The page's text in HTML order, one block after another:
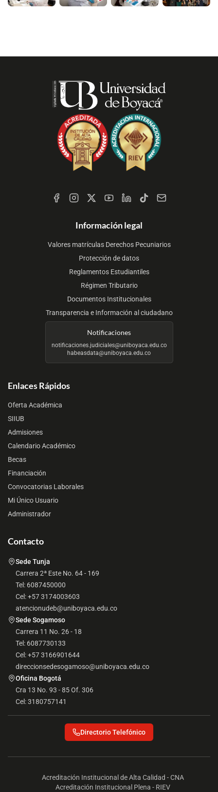
Sociales
Información legal
Valores matrículas Derechos Pecuniarios
Protección de datos
Reglamentos Estudiantiles
Régimen Tributario
Documentos Institucionales
Transparencia e Información al ciudadano
Notificaciones
notificaciones.judiciales@uniboyaca.edu.co
habeasdata@uniboyaca.edu.co
Enlaces Rápidos
Oferta Académica
SIIUB
Admisiones
Calendario Académico
Becas
Financiación
Convocatorias Laborales
Mi Único Usuario
Administrador
Contacto
Sede Tunja
Carrera 2ª Este No. 64 - 169
Tel: 6087450000
Cel: +57 3174003603
atencionudeb@uniboyaca.edu.co
Sede Sogamoso
Carrera 11 No. 26 - 18
Tel: 6087730133
Cel: +57 3166901644
direccionsedesogamoso@uniboyaca.edu.co
Oficina Bogotá
Cra 13 No. 93 - 85 Of. 306
Cel: 3180757141
Directorio Telefónico
Acreditación Institucional de Alta Calidad - CNA
Acreditación Institucional Plena - RIEV